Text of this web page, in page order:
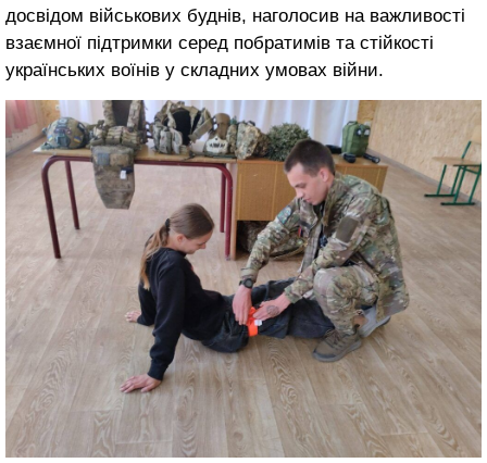
досвідом військових буднів, наголосив на важливості
взаємної підтримки серед побратимів та стійкості
українських воїнів у складних умовах війни.